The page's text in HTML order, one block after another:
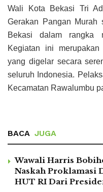
Wali Kota Bekasi Tri
Gerakan Pangan Murah
Bekasi dalam rangka
Kegiatan ini
yang digelar secara
seluruh Indonesia.
Kecamatan Rawalumbu
BACA JUGA
Wawali Harris
Naskah Proklamasi
HUT RI Dari